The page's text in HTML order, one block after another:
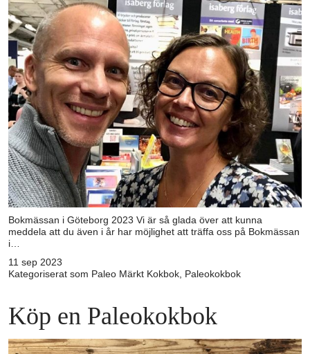
Bokmässan i Göteborg 2023 Vi är så glada över att kunna
meddela att du även i år har möjlighet att träffa oss på Bokmässan
i…
11 sep 2023
Kategoriserat som Paleo Märkt Kokbok Paleokokbok
Köp en Paleokokbok